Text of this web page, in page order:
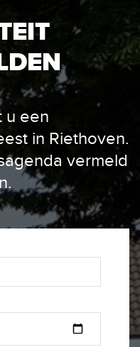
u een
in Riethoven.
vermeld